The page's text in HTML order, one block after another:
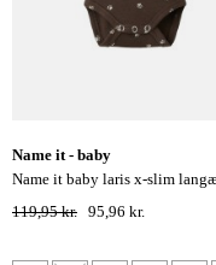
name it - baby
name it baby laris x-slim langærmet
bodystocking - chocolate brown
119,95 kr. 95,96 kr.